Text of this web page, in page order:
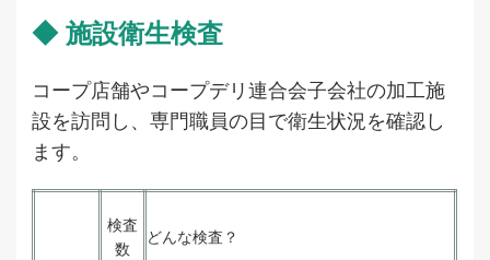
◆ 施設衛生検査
コープ店舗やコープデリ連合会子会社の加工施
設を訪問し、専門職員の目で衛生状況を確認し
ます。
検査
数
どんな検査？